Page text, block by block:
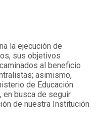
la ejecución de
sus objetivos
al beneficio
asimismo,
de Educación
en busca de seguir
de nuestra Institución